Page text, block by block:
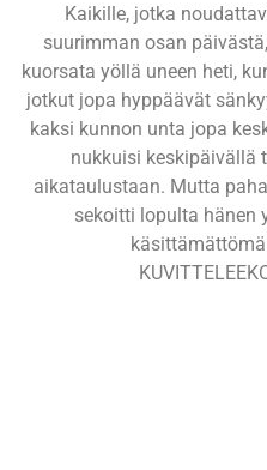
Kaikille, jotka
suurimman osan
kuorsata yöllä uneen heti,
jotkut jopa hyppäävät
kaksi kunnon unta jopa
nukkuisi keskipäivällä
aikataulustaan. Mutta
sekoitti lopulta hänen